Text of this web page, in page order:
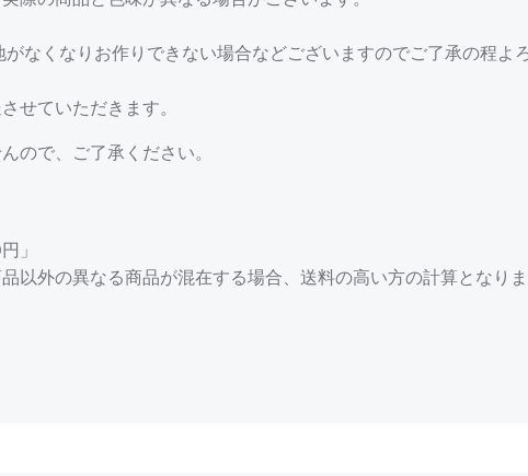
なくなりお作りできない場合などございますのでご了承の程よ
せていただきます。
ので、ご了承ください。
」
以外の異なる商品が混在する場合、送料の高い方の計算となり